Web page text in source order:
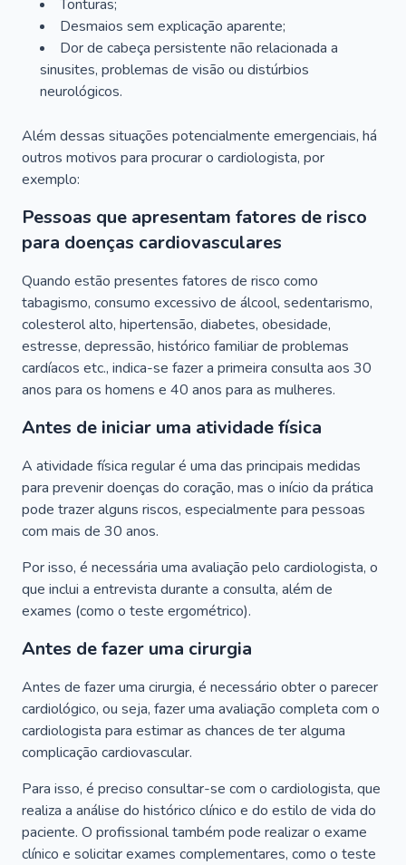
Tonturas;
Desmaios sem explicação aparente;
Dor de cabeça persistente não relacionada a
sinusites, problemas de visão ou distúrbios
neurológicos.
Além dessas situações potencialmente emergenciais, há
outros motivos para procurar o cardiologista, por
exemplo:
Pessoas que apresentam fatores de risco
para doenças cardiovasculares
Quando estão presentes fatores de risco como
tabagismo, consumo excessivo de álcool, sedentarismo,
colesterol alto, hipertensão, diabetes, obesidade,
estresse, depressão, histórico familiar de problemas
cardíacos etc., indica-se fazer a primeira consulta aos 30
anos para os homens e 40 anos para as mulheres.
Antes de iniciar uma atividade física
A atividade física regular é uma das principais medidas
para prevenir doenças do coração, mas o início da prática
pode trazer alguns riscos, especialmente para pessoas
com mais de 30 anos.
Por isso, é necessária uma avaliação pelo cardiologista, o
que inclui a entrevista durante a consulta, além de
exames (como o teste ergométrico).
Antes de fazer uma cirurgia
Antes de fazer uma cirurgia, é necessário obter o parecer
cardiológico, ou seja, fazer uma avaliação completa com o
cardiologista para estimar as chances de ter alguma
complicação cardiovascular.
Para isso, é preciso consultar-se com o cardiologista, que
realiza a análise do histórico clínico e do estilo de vida do
paciente. O profissional também pode realizar o exame
clínico e solicitar exames complementares, como o teste